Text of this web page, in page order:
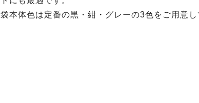
本体色は定番の黒・紺・グレーの3色をご用意し